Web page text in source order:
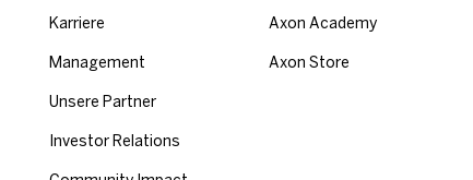
Karriere
Management
Unsere Partner
Investor Relations
Axon Academy
Axon Store